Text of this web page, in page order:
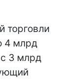
торговли
4 млрд
3 млрд